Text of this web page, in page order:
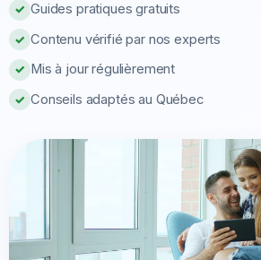
✓ Guides pratiques gratuits
✓ Contenu vérifié par nos experts
✓ Mis à jour régulièrement
✓ Conseils adaptés au Québec